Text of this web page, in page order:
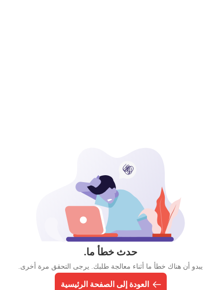
حدث خطأ ما.
يبدو أن هناك خطأ ما أثناء معالجة طلبك. يرجى التحقق مرة أخرى.
العودة إلى الصفحة الرئيسية